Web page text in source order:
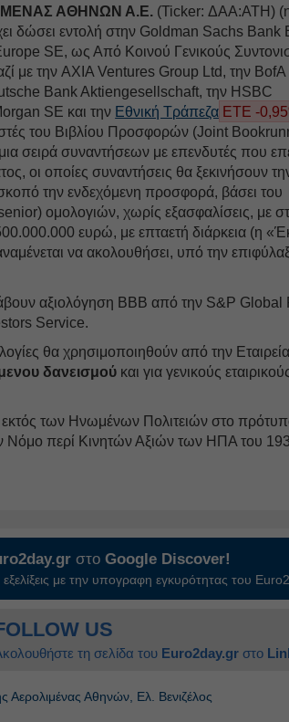
ΑΘΗΝΩΝ Α.Ε. (Ticker: ΔΑΑ:ATH)
δώσει εντολή στην Goldman Sachs Bank
SE, ως Από Κοινού Γενικούς
με την AXIA Ventures Group Ltd, την BofA
Bank Aktiengesellschaft, την HSBC
SE και την Εθνική Τράπεζα ΕΤΕ -
του Βιβλίου Προσφορών (Joint
σειρά συναντήσεων με επενδυτές που
οι οποίες συναντήσεις θα ξεκινήσουν
την ενδεχόμενη προσφορά, βάσει του
ομολογιών, χωρίς εξασφαλίσεις, με
500.000.000 ευρώ, με επταετή διάρκεια (η
να ακολουθήσει, υπό την
αξιολόγηση ΒΒΒ από την S&P Global
Service.
θα χρησιμοποιηθούν από την Εταιρεία
δανεισμού και για γενικούς
των Ηνωμένων Πολιτειών στο
περί Κινητών Αξιών των ΗΠΑ του
στοGoogle Discover!
με την υπογραφη εγκυρότητας του
US
τη σελίδα του Euro2day.gr στο
Αερολιμένας Αθηνών, Ελ. Βενιζέλος